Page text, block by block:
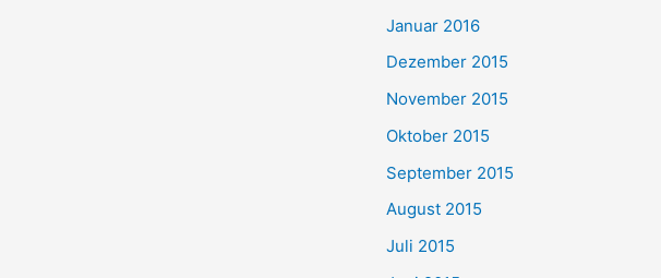
Januar 2016
Dezember 2015
November 2015
Oktober 2015
September 2015
August 2015
Juli 2015